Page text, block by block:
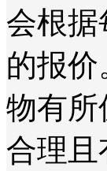
会根
的报
物有所
合理